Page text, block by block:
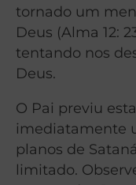
tornado um
Deus (Alma 12:
tentando nos
Deus.
O Pai previu
imediatamente
planos de
limitado.